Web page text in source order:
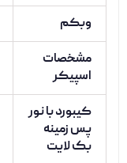
وبکم
مشخصات
اسپیکر
کیبورد با نور
پس زمینه
بک لایت